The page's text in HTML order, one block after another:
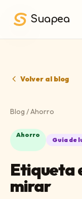
Suapea
Volver al blog
Blog /Ahorro
Ahorro
Guía de
Etiqueta
mirar